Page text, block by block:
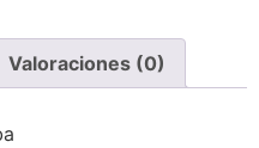
Valoraciones (0)